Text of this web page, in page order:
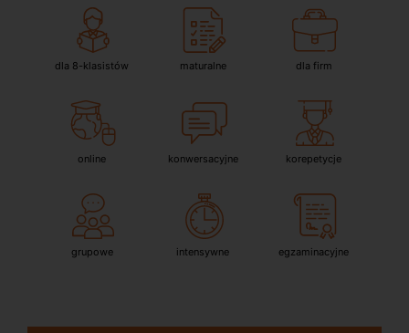
dla 8-klasistów maturalne dla firm
online konwersacyjne korepetycje
grupowe intensywne egzaminacyjne